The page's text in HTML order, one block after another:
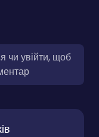
чи увійти, щоб